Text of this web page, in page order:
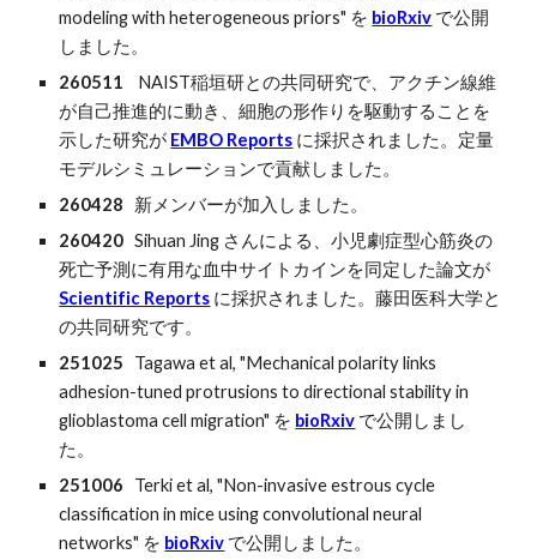
modeling with heterogeneous priors" を bioRxiv で公開
しました。
260511 NAIST稲垣研との共同研究で、アクチン線維
が自己推進的に動き、細胞の形作りを駆動することを
示した研究が EMBO Reports に採択されました。定量
モデルシミュレーションで貢献しました。
260428 新メンバーが加入しました。
260420 Sihuan Jing さんによる、小児劇症型心筋炎の
死亡予測に有用な血中サイトカインを同定した論文が
Scientific Reports に採択されました。藤田医科大学と
の共同研究です。
251025 Tagawa et al, "Mechanical polarity links
adhesion-tuned protrusions to directional stability in
glioblastoma cell migration" を bioRxiv で公開しまし
た。
251006 Terki et al, "Non-invasive estrous cycle
classification in mice using convolutional neural
networks" を bioRxiv で公開しました。